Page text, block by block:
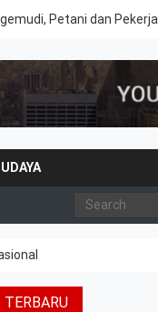
Petani dan Pekerja
TERBARU